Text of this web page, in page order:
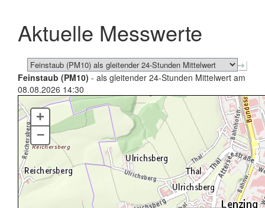
schließen
Aktuelle Messwerte
Feinstaub (PM10) - als gleitender 24-Stunden Mittelwert am
08.08.2026 14:30
+
–